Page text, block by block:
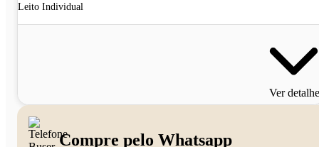
Leito Individual
Ver
Compre pelo Whatsapp